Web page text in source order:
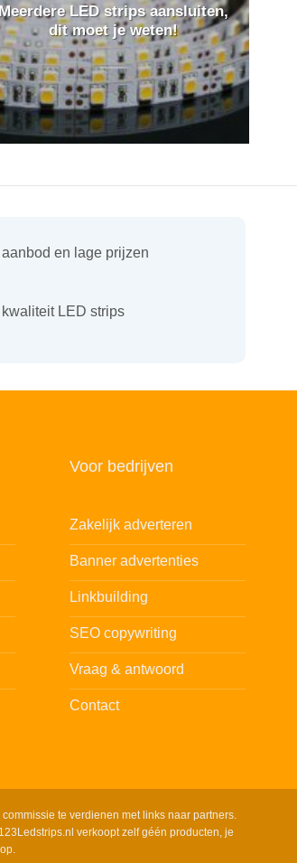
LED strips aansluiten,
dit moet je weten!
en lage prijzen
kwaliteit LED strips
Voor bedrijven
Zakelijk adverteren
Banner advertenties
Linkbuilding
SEO copywriting
Vraag & antwoord
Contact
te verdienen met links naar partners.
verkoopt zelf géén producten, je